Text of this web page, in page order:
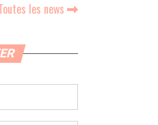
les news